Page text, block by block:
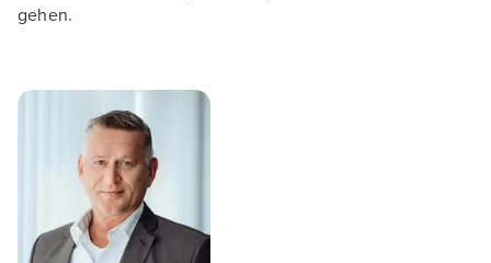
gehen.